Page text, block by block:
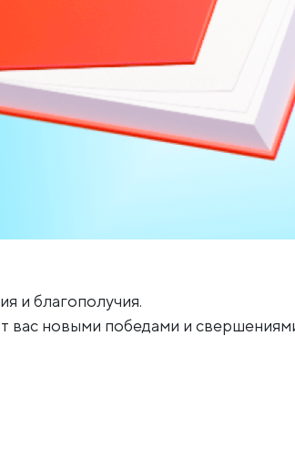
и благополучия.
вас новыми победами и